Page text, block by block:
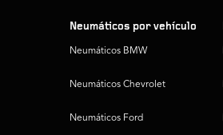
Neumáticos por vehículo
Neumáticos BMW
Neumáticos Chevrolet
Neumáticos Ford